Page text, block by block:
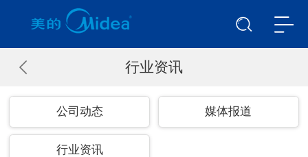
行业资讯
公司动态 媒体报道
行业资讯